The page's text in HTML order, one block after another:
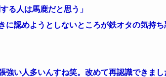
る人は馬鹿だと思う」
に認めようとしないところが鉄オタの気持
い人多いんすね笑。改めて再認識できまし